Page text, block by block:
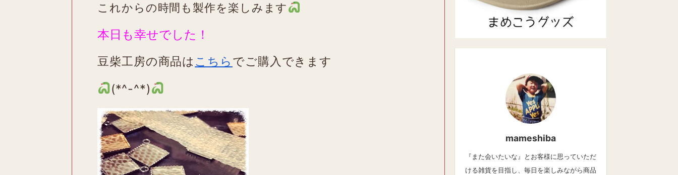
これからの時間も製作を楽しみます
本日も幸せでした！
豆柴工房の商品は こちら でご購入できます
(*^-^*)
mameshiba
『また会いたいな』とお客様に思っていただ
ける雑貨を目指し、毎日を楽しみながら商品